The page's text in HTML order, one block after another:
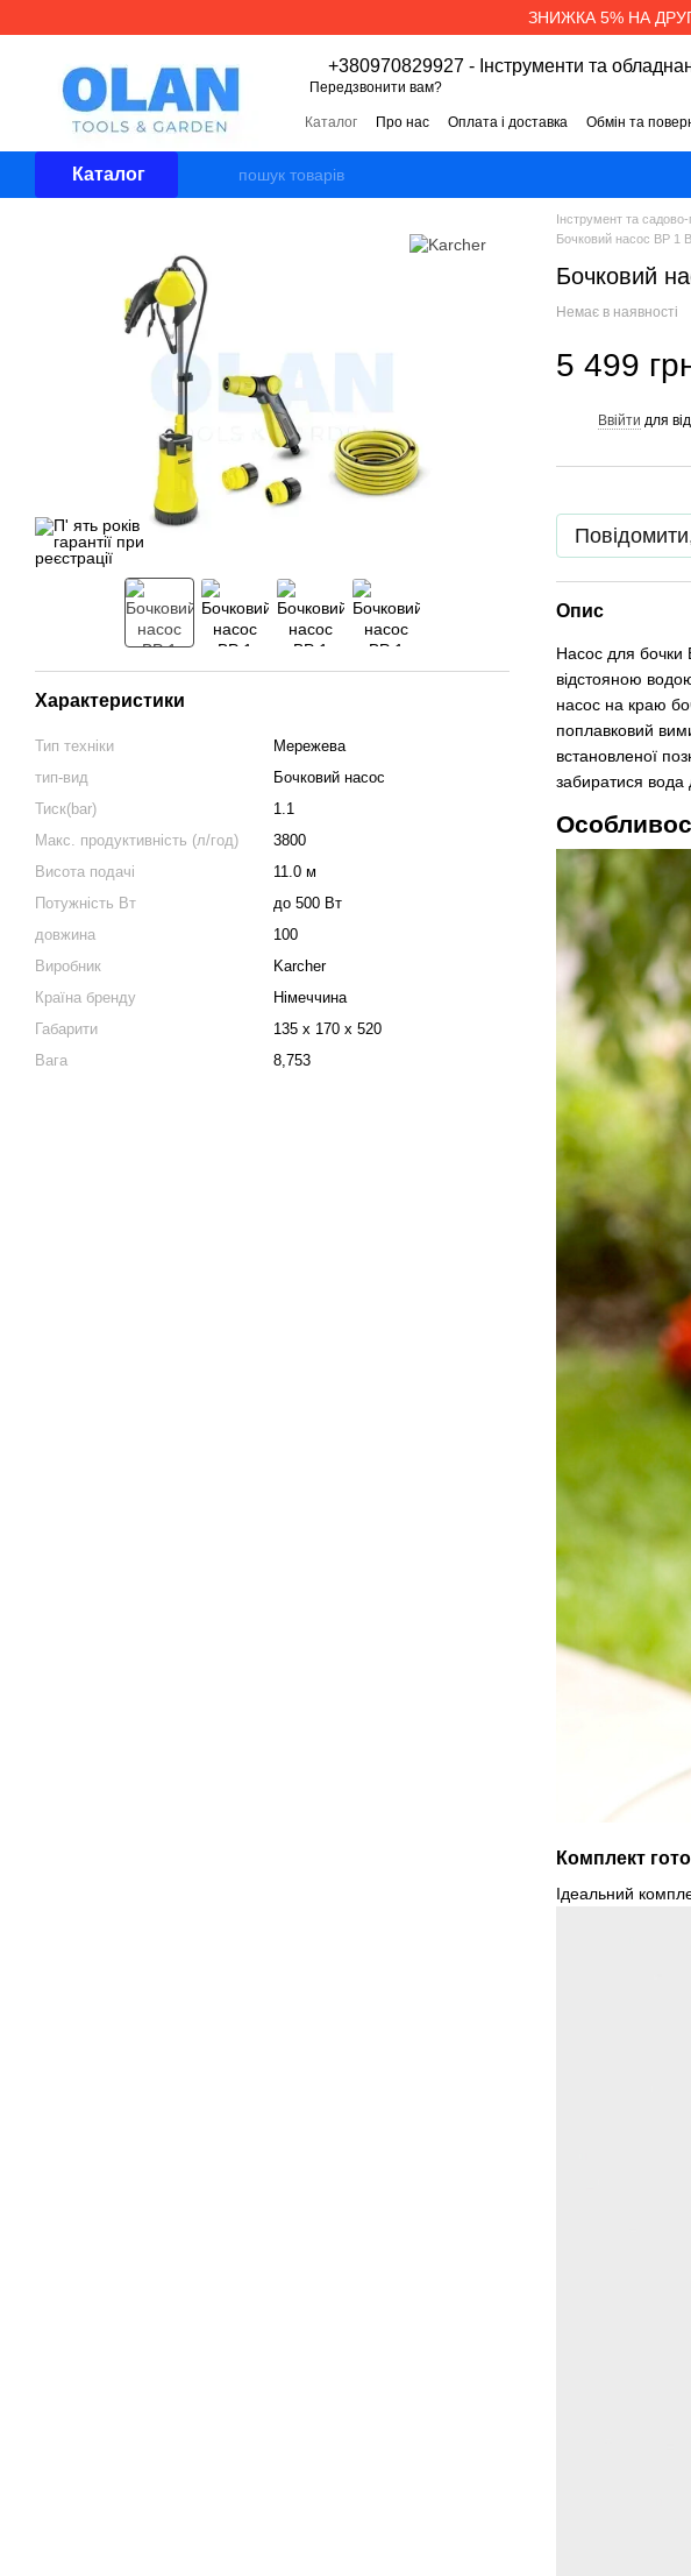
ЗНИЖКА 5% НА
+380970829927 - Інструменти та
Передзвонити вам?
Каталог Про нас Оплата і доставка Обмін та
Каталог
Характеристики
Тип техніки
Мережева
тип-вид
Бочковий насос
Тиск(bar)
1.1
Макс. продуктивність (л/год)
3800
Висота подачі
11.0 м
Потужність Вт
до 500 Вт
довжина
100
Виробник
Karcher
Країна бренду
Німеччина
Габарити
135 x 170 x 520
Вага
8,753
Інструмент та садово-
Бочковий насос BP 1
Бочковий
Немає в наявності
5 499
Ввійти для
Опис
Насос для бочки
відстояною
насос на краю
поплавковий
встановленої
забиратися вода
Комплект
Ідеальний